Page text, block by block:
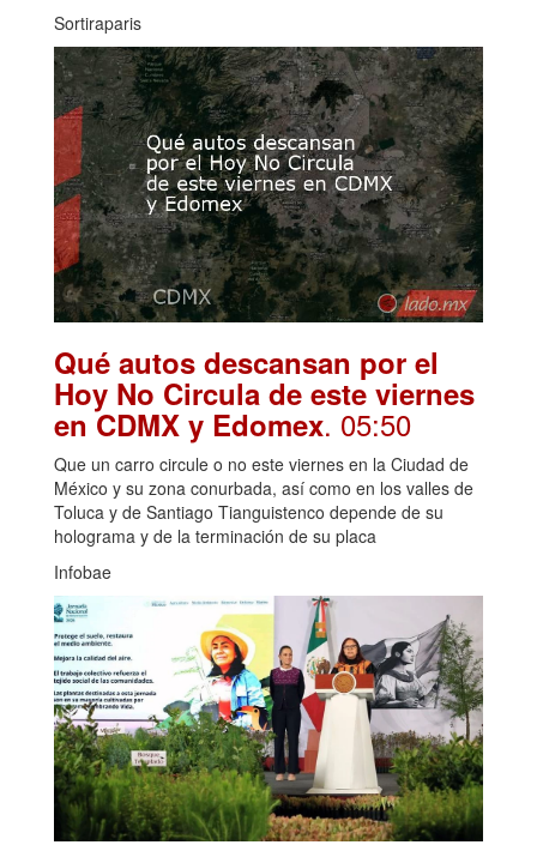
Sortiraparis
Qué autos descansan por el
Hoy No Circula de este viernes
en CDMX y Edomex. 05:50
Que un carro circule o no este viernes en la Ciudad de
México y su zona conurbada, así como en los valles de
Toluca y de Santiago Tianguistenco depende de su
holograma y de la terminación de su placa
Infobae